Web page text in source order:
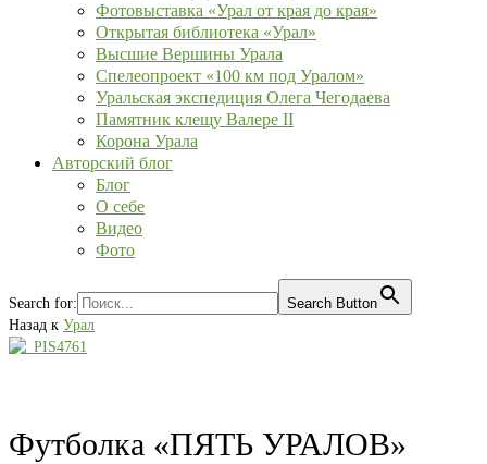
Фотовыставка «Урал от края до края»
Открытая библиотека «Урал»
Высшие Вершины Урала
Спелеопроект «100 км под Уралом»
Уральская экспедиция Олега Чегодаева
Памятник клещу Валере II
Корона Урала
Авторский блог
Блог
О себе
Видео
Фото
Search for:
Search Button
Назад к Урал
Футболка «ПЯТЬ УРАЛОВ»